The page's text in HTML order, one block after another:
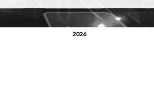
包的局域网唤醒（WOL）
以太网（EEE），兼容的withIEEE802.3az-2010
2026